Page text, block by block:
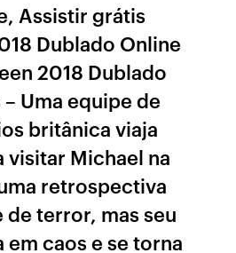
Assistir grátis
Dublado Online
2018 Dublado
Uma equipe de
britânica viaja
visitar Michael na
retrospectiva
de terror, mas seu
caos e se torna